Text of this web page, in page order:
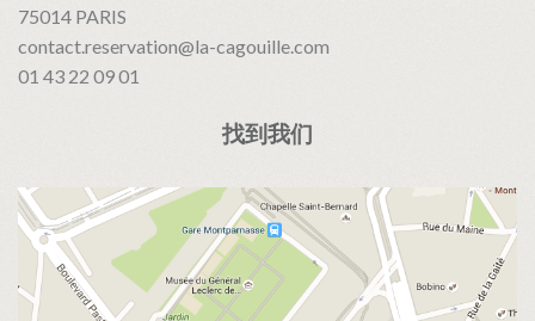
75014 PARIS
contact.reservation@la-cagouille.com
01 43 22 09 01
找到我们